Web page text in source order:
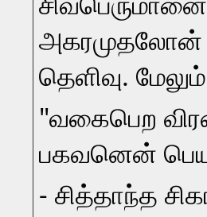
அகரமுதலோன்
தெளிவு.
"வகைபெற
பகவனென்
- சித்தாந்த